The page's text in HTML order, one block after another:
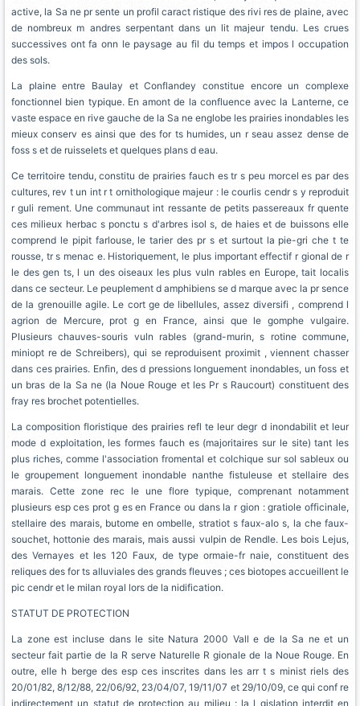
active, la Sa ne pr sente un profil caract ristique des rivi res de plaine, avec
de nombreux m andres serpentant dans un lit majeur tendu. Les crues
successives ont fa onn le paysage au fil du temps et impos l occupation
des sols.
La plaine entre Baulay et Conflandey constitue encore un complexe
fonctionnel bien typique. En amont de la confluence avec la Lanterne, ce
vaste espace en rive gauche de la Sa ne englobe les prairies inondables les
mieux conserv es ainsi que des for ts humides, un r seau assez dense de
foss s et de ruisselets et quelques plans d eau.
Ce territoire tendu, constitu de prairies fauch es tr s peu morcel es par des
cultures, rev t un int r t ornithologique majeur : le courlis cendr s y reproduit
r guli rement. Une communaut int ressante de petits passereaux fr quente
ces milieux herbac s ponctu s d'arbres isol s, de haies et de buissons elle
comprend le pipit farlouse, le tarier des pr s et surtout la pie-gri che t te
rousse, tr s menac e. Historiquement, le plus important effectif r gional de r
le des gen ts, l un des oiseaux les plus vuln rables en Europe, tait localis
dans ce secteur. Le peuplement d amphibiens se d marque avec la pr sence
de la grenouille agile. Le cort ge de libellules, assez diversifi , comprend l
agrion de Mercure, prot g en France, ainsi que le gomphe vulgaire.
Plusieurs chauves-souris vuln rables (grand-murin, s rotine commune,
miniopt re de Schreibers), qui se reproduisent proximit , viennent chasser
dans ces prairies. Enfin, des d pressions longuement inondables, un foss et
un bras de la Sa ne (la Noue Rouge et les Pr s Raucourt) constituent des
fray res brochet potentielles.
La composition floristique des prairies refl te leur degr d inondabilit et leur
mode d exploitation, les formes fauch es (majoritaires sur le site) tant les
plus riches, comme l'association fromental et colchique sur sol sableux ou
le groupement longuement inondable nanthe fistuleuse et stellaire des
marais. Cette zone rec le une flore typique, comprenant notamment
plusieurs esp ces prot g es en France ou dans la r gion : gratiole officinale,
stellaire des marais, butome en ombelle, stratiot s faux-alo s, la che faux-
souchet, hottonie des marais, mais aussi vulpin de Rendle. Les bois Lejus,
des Vernayes et les 120 Faux, de type ormaie-fr naie, constituent des
reliques des for ts alluviales des grands fleuves ; ces biotopes accueillent le
pic cendr et le milan royal lors de la nidification.
STATUT DE PROTECTION
La zone est incluse dans le site Natura 2000 Vall e de la Sa ne et un
secteur fait partie de la R serve Naturelle R gionale de la Noue Rouge. En
outre, elle h berge des esp ces inscrites dans les arr t s minist riels des
20/01/82, 8/12/88, 22/06/92, 23/04/07, 19/11/07 et 29/10/09, ce qui conf re
indirectement un statut de protection au milieu : la l gislation interdit en